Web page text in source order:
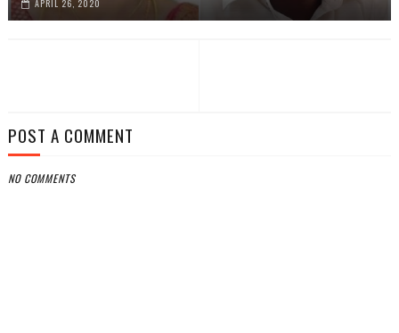
APRIL 26, 2020
POST A COMMENT
NO COMMENTS